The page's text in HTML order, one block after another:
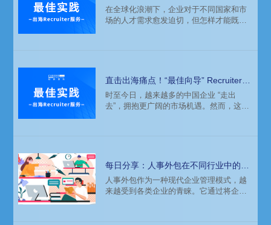
力企业全球化征程
在全球化浪潮下，企业对于不同国家和市
场的人才需求愈发迫切，但怎样才能既高
找到了破局之道。本期让我们跟随科锐国
际资深招聘专家 Joan Chen 和她所带领的
团队，一起来探索这段精彩的合作历程。
直击出海痛点！“最佳向导” Recruiter
助力破解海外招聘难题
时至今日，越来越多的中国企业 “走出
去”，拥抱更广阔的市场机遇。然而，这场
丰富的向导，在为企业搭建人才桥梁这一
过程中扮演着不可或缺的角色。
每日分享：人事外包在不同行业中的应
用案例分析
人事外包作为一种现代企业管理模式，越
来越受到各类企业的青睐。它通过将企业